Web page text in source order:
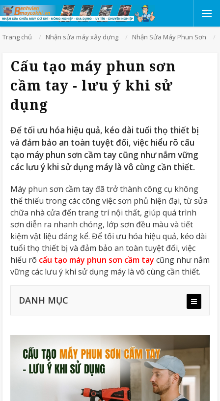
Trang chủ Nhận sửa máy xây dựng Nhận Sửa Máy Phun Sơn
Cấu tạo máy phun sơn
cầm tay - lưu ý khi sử
dụng
Để tối ưu hóa hiệu quả, kéo dài tuổi thọ thiết bị
và đảm bảo an toàn tuyệt đối, việc hiểu rõ cấu
tạo máy phun sơn cầm tay cũng như nắm vững
các lưu ý khi sử dụng máy là vô cùng cần thiết.
Máy phun sơn cầm tay đã trở thành công cụ không
thể thiếu trong các công việc sơn phủ hiện đại, từ sửa
chữa nhà cửa đến trang trí nội thất, giúp quá trình
sơn diễn ra nhanh chóng, lớp sơn đều màu và tiết
kiệm vật liệu đáng kể. Để tối ưu hóa hiệu quả, kéo dài
tuổi thọ thiết bị và đảm bảo an toàn tuyệt đối, việc
hiểu rõ cấu tạo máy phun sơn cầm tay cũng như nắm
vững các lưu ý khi sử dụng máy là vô cùng cần thiết.
DANH MỤC